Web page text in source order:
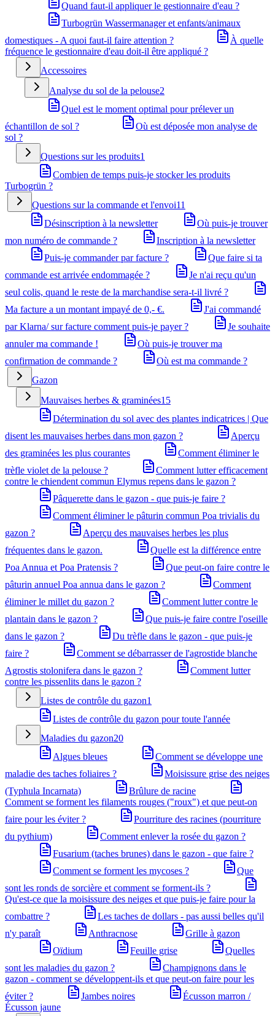
Quand faut-il appliquer le gestionnaire d'eau ?
Turbogrün Wassermanager et enfants/animaux
domestiques - A quoi faut-il faire attention ?
À quelle
fréquence le gestionnaire d'eau doit-il être appliqué ?
Accessoires
Analyse du sol de la pelouse2
Quel est le moment optimal pour prélever un
échantillon de sol ?
Où est déposée mon analyse de
sol ?
Questions sur les produits1
Combien de temps puis-je stocker les produits
Turbogrün ?
Questions sur la commande et l'envoi11
Désinscription à la newsletter
Où puis-je trouver
mon numéro de commande ?
Inscription à la newsletter
Puis-je commander par facture ?
Que faire si ta
commande est arrivée endommagée ?
Je n'ai reçu qu'un
seul colis, quand le reste de la marchandise sera-t-il livré ?
Ma facture a un montant impayé de 0,- €.
J'ai commandé
par Klarna/ sur facture comment puis-je payer ?
Je souhaite
annuler ma commande !
Où puis-je trouver ma
confirmation de commande ?
Où est ma commande ?
Gazon
Mauvaises herbes & graminées15
Détermination du sol avec des plantes indicatrices | Que
disent les mauvaises herbes dans mon gazon ?
Aperçu
des graminées les plus courantes
Comment éliminer le
trèfle violet de la pelouse ?
Comment lutter efficacement
contre le chiendent commun Elymus repens dans le gazon ?
Pâquerette dans le gazon - que puis-je faire ?
Comment éliminer le pâturin commun Poa trivialis du
gazon ?
Aperçu des mauvaises herbes les plus
fréquentes dans le gazon.
Quelle est la différence entre
Poa Annua et Poa Pratensis ?
Que peut-on faire contre le
pâturin annuel Poa annua dans le gazon ?
Comment
éliminer le millet du gazon ?
Comment lutter contre le
plantain dans le gazon ?
Que puis-je faire contre l'oseille
dans le gazon ?
Du trèfle dans le gazon - que puis-je
faire ?
Comment se débarrasser de l'agrostide blanche
Agrostis stolonifera dans le gazon ?
Comment lutter
contre les pissenlits dans le gazon ?
Listes de contrôle du gazon1
Listes de contrôle du gazon pour toute l'année
Maladies du gazon20
Algues bleues
Comment se développe une
maladie des taches foliaires ?
Moisissure grise des neiges
(Typhula Incarnata)
Brûlure de racine
Comment se forment les filaments rouges ("roux") et que peut-on
faire pour les éviter ?
Pourriture des racines (pourriture
du pythium)
Comment enlever la rosée du gazon ?
Fusarium (taches brunes) dans le gazon - que faire ?
Comment se forment les mycoses ?
Que
sont les ronds de sorcière et comment se forment-ils ?
Qu'est-ce que la moisissure des neiges et que puis-je faire pour la
combattre ?
Les taches de dollars - pas aussi belles qu'il
n'y paraît
Anthracnose
Grille à gazon
Oïdium
Feuille grise
Quelles
sont les maladies du gazon ?
Champignons dans le
gazon - comment se développent-ils et que peut-on faire pour les
éviter ?
Jambes noires
Écusson marron /
Écusson jaune